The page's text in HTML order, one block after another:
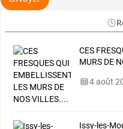
CES
MURS DE
4 août
Issy-les-